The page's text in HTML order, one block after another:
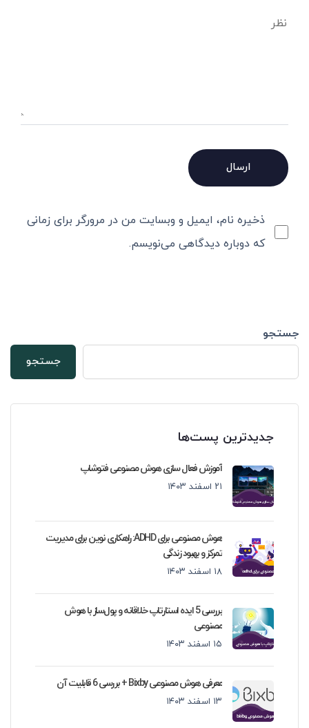
ذخیره نام، ایمیل و وبسایت من در مرورگر برای زمانی
که دوباره دیدگاهی می‌نویسم.
جستجو
جستجو
جدیدترین پست‌ها
آموزش فعال سازی هوش مصنوعی فتوشاپ
۲۱ اسفند ۱۴۰۳
هوش مصنوعی برای ADHD: راهکاری نوین برای مدیریت
تمرکز و بهبود زندگی
۱۸ اسفند ۱۴۰۳
بررسی 5 ایده استارتاپ خلاقانه و پول‌ساز با هوش
مصنوعی
۱۵ اسفند ۱۴۰۳
معرفی هوش مصنوعی Bixby + بررسی 6 قابلیت آن
۱۳ اسفند ۱۴۰۳